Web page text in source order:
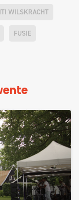
WILSKRACHT
FUSIE